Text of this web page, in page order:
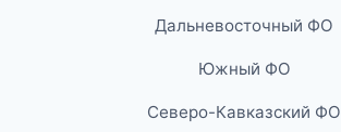
Дальневосточный ФО
Южный ФО
Северо-Кавказский ФО